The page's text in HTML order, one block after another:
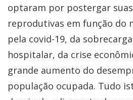
optaram por postergar
reprodutivas em função do
pela covid-19, da
hospitalar, da crise
grande aumento do
população ocupada. Tudo